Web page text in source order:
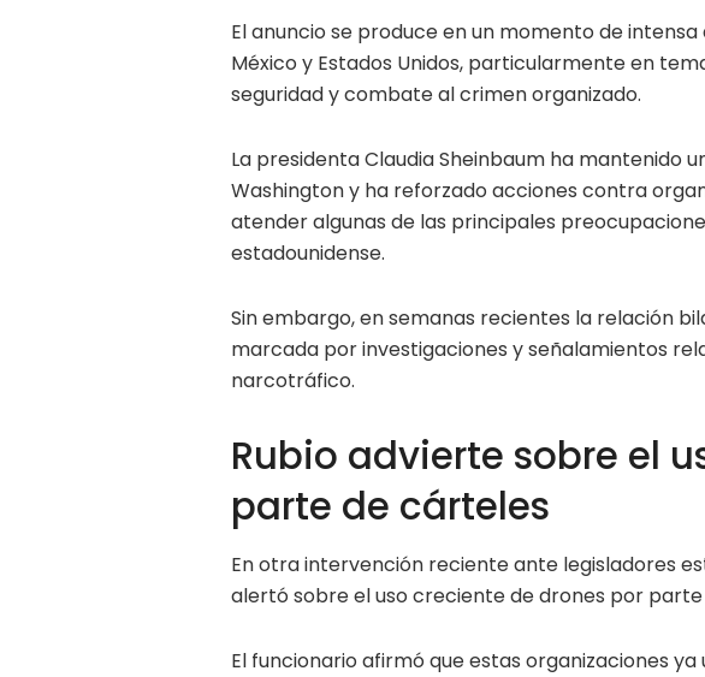
El anuncio se produce en un momento de
México y Estados Unidos, particularmente en
seguridad y combate al crimen organizado.
La presidenta Claudia Sheinbaum ha mantenido
Washington y ha reforzado acciones contra
atender algunas de las principales
estadounidense.
Sin embargo, en semanas recientes la relación
marcada por investigaciones y señalamientos
narcotráfico.
Rubio advierte sobre el
parte de cárteles
En otra intervención reciente ante legisladores
alertó sobre el uso creciente de drones por
El funcionario afirmó que estas organizaciones